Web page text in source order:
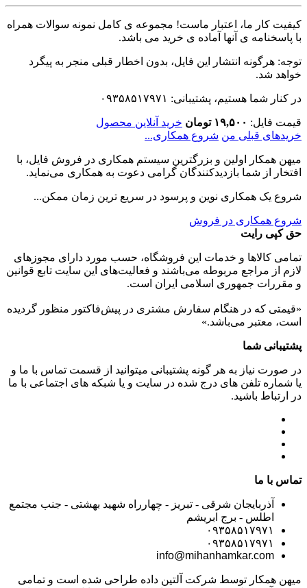
کیفیت کار ما، اعتبار ماست! مجموعه ی کامل نمونه سوالات همراه
با پاسخنامه ی آنها آماده ی خرید می باشد.
توجه: هرگونه انتشار این فایل، بدون اخطار قبلی منجر به پیگرد
خواهد شد.
در کنار شما هستیم، پشتیبانی: ۰۹۳۵۸۵۱۷۹۷۱
قیمت فایل: ۱۹,۵۰۰ تومان
خرید آنلاین محصول
خریدهای قبلی من شروع همکاری...
میهن همکار اولین و بزرگترین سیستم همکاری در فروش فایل، با
افتخار از شما بازدیدکنندگان گرامی دعوت به همکاری می‌نماید.
شروع یک همکاری نوین و پرسود در سریع ترین زمان ممکن...
شروع همکاری در فروش
حق کپی رایت
تمامی كالاها و خدمات اين فروشگاه، حسب مورد دارای مجوزهای
لازم از مراجع مربوطه می‌باشند و فعاليت‌های اين سايت تابع قوانين
و مقررات جمهوری اسلامی ايران است.
«قیمتی که در هنگام سفارش مشتری در پیش‌­فاکتور منظور گرديده
است، معتبر می‌باشد.»
پشتیبانی شما
در صورت نیاز به هر گونه پشتیبانی میتوانید از قسمت تماس با ما و
یا شماره تلفن های درج شده در سایت و یا شبکه های اجتماعی با ما
در ارتباط باشید.
تماس با ما
آذربایجان شرقی - تبریز - چهارراه شهید بهشتی - جنب مجتمع
اطلس - برج ابریشم
۰۹۳۵۸۵۱۷۹۷۱
۰۹۳۵۸۵۱۷۹۷۱
info@mihanhamkar.com
میهن همکار توسط شرکت آلتین داده طراحی شده است و تمامی